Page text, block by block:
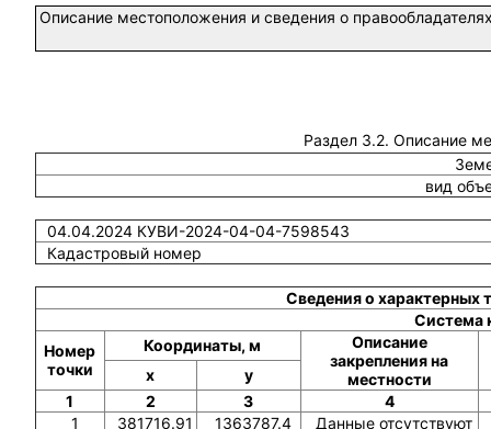
Описание местоположения и сведения о
Раздел 3.2. Описание
вид
04.04.2024 КУВИ-2024-04-04-7598543
Кадастровый номер
Сведения о характерных
Система
Номер
точки
Координаты, м
Описание
закрепления на
местности
x
y
1
2 3
4
1
381716.91 1363787.4
Данные отсутствуют